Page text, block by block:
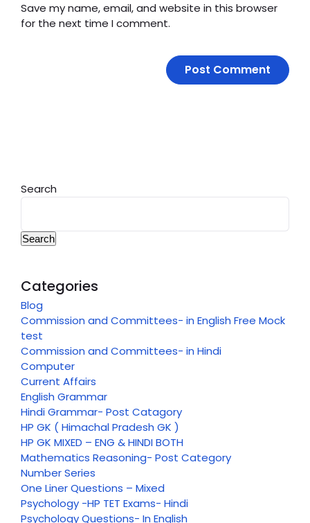
Save my name, email, and website in this browser
for the next time I comment.
Search
Search
Categories
Blog
Commission and Committees- in English Free Mock
test
Commission and Committees- in Hindi
Computer
Current Affairs
English Grammar
Hindi Grammar- Post Catagory
HP GK ( Himachal Pradesh GK )
HP GK MIXED – ENG & HINDI BOTH
Mathematics Reasoning- Post Category
Number Series
One Liner Questions – Mixed
Psychology -HP TET Exams- Hindi
Psychology Questions- In English